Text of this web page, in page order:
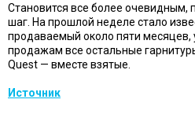
Становится все более очевидным,
шаг. На прошлой неделе стало
продаваемый около пяти месяцев,
продажам все остальные
Quest — вместе взятые.
Источник